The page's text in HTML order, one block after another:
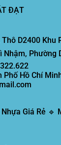
ĐẠT
D2400
Nhậm, Phường
Phố Hồ Chí
Nhựa Giá Rẻ 🔹